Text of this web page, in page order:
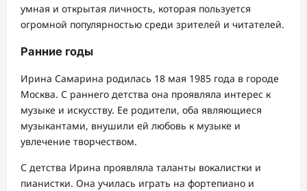
умная и открытая личность, которая пользуется
огромной популярностью среди зрителей и читателей.
Ранние годы
Ирина Самарина родилась 18 мая 1985 года в городе
Москва. С раннего детства она проявляла интерес к
музыке и искусству. Ее родители, оба являющиеся
музыкантами, внушили ей любовь к музыке и
увлечение творчеством.
С детства Ирина проявляла таланты вокалистки и
пианистки. Она училась играть на фортепиано и